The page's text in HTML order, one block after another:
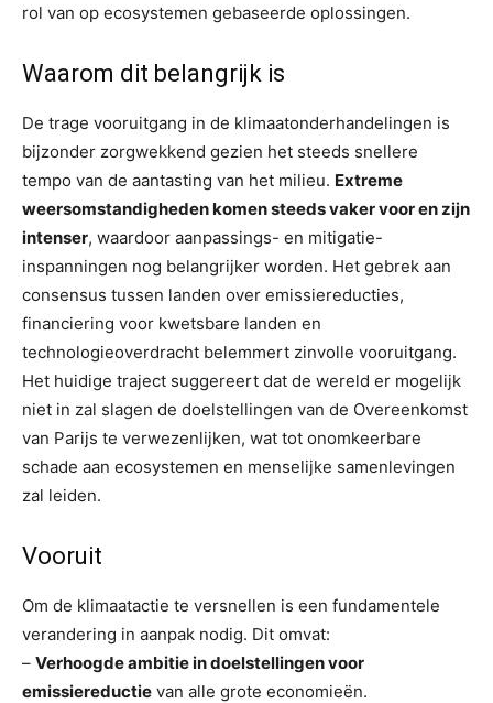
rol van op ecosystemen gebaseerde oplossingen.
Waarom dit belangrijk is
De trage vooruitgang in de klimaatonderhandelingen is
bijzonder zorgwekkend gezien het steeds snellere
tempo van de aantasting van het milieu. Extreme
weersomstandigheden komen steeds vaker voor en zijn
intenser, waardoor aanpassings- en mitigatie-
inspanningen nog belangrijker worden. Het gebrek aan
consensus tussen landen over emissiereducties,
financiering voor kwetsbare landen en
technologieoverdracht belemmert zinvolle vooruitgang.
Het huidige traject suggereert dat de wereld er mogelijk
niet in zal slagen de doelstellingen van de Overeenkomst
van Parijs te verwezenlijken, wat tot onomkeerbare
schade aan ecosystemen en menselijke samenlevingen
zal leiden.
Vooruit
Om de klimaatactie te versnellen is een fundamentele
verandering in aanpak nodig. Dit omvat:
– Verhoogde ambitie in doelstellingen voor
emissiereductie van alle grote economieën.